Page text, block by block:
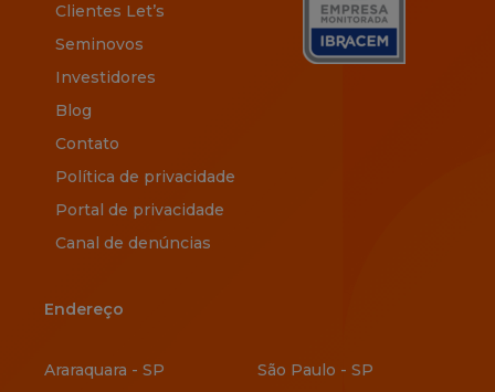
Clientes Let’s
Seminovos
Investidores
Blog
Contato
Política de privacidade
Portal de privacidade
Canal de denúncias
Endereço
Araraquara - SP
São Paulo - SP